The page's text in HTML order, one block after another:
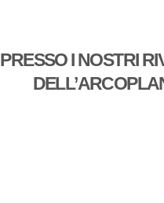
PRESSO I NOSTRI